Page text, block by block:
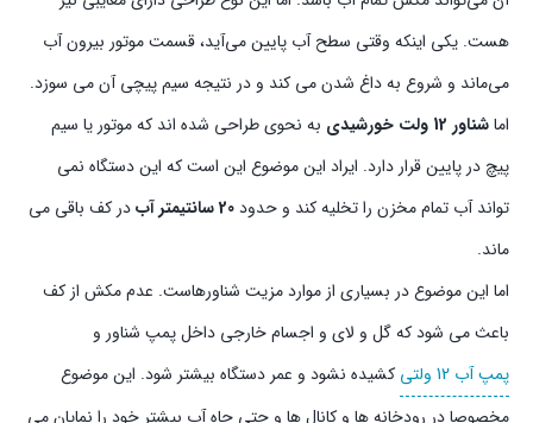
هست. یکی اینکه وقتی سطح آب پایین می‌آید، قسمت موتور بیرون آب
می‌ماند و شروع به داغ شدن می کند و در نتیجه سیم پیچی آن می سوزد.
اماشناور 12 ولت خورشیدی
به نحوی طراحی شده اند که موتور یا سیم
پیچ در پایین قرار دارد. ایراد این موضوع این است که این دستگاه نمی
تواند آب تمام مخزن را تخلیه کند و حدود20 سانتیمتر آب
در کف باقی می
ماند.
اما این موضوع در بسیاری از موارد مزیت شناورهاست. عدم مکش از کف
باعث می شود که گل و لای و اجسام خارجی داخل پمپ شناور و
پمپ آب 12 ولتی
کشیده نشود و عمر دستگاه بیشتر شود. این موضوع
مخصوصا در رودخانه ها و کانال ها و حتی چاه آب بیشتر خود را نمایان می